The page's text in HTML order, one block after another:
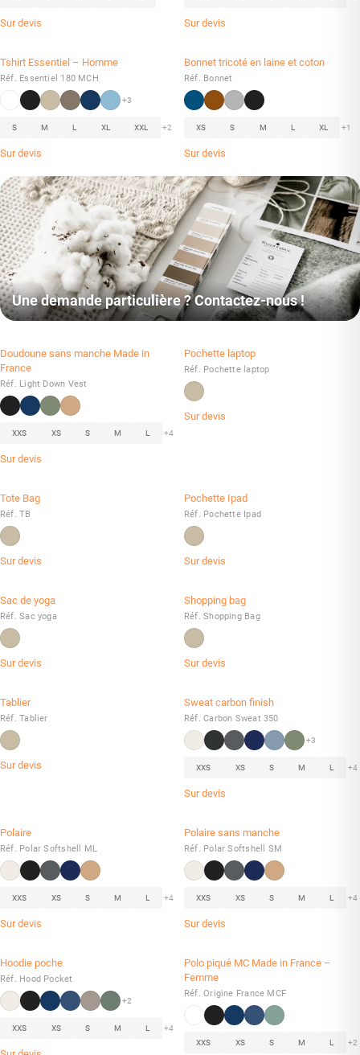
Sur devis Sur devis
Tshirt Essentiel – Homme
Réf. Essentiel 180 MCH
+3
S M L XL XXL +2
Sur devis
Bonnet tricoté en laine et coton
Réf. Bonnet
XS S M L XL +1
Sur devis
Une demande particulière ? Contactez-nous !
Doudoune sans manche Made in
France
Réf. Light Down Vest
XXS XS S M L +4
Sur devis
Pochette laptop
Réf. Pochette laptop
Sur devis
Tote Bag
Réf. TB
Sur devis
Pochette Ipad
Réf. Pochette Ipad
Sur devis
Sac de yoga
Réf. Sac yoga
Sur devis
Shopping bag
Réf. Shopping Bag
Sur devis
Tablier
Réf. Tablier
Sur devis
Sweat carbon finish
Réf. Carbon Sweat 350
+3
XXS XS S M L +4
Sur devis
Polaire
Réf. Polar Softshell ML
XXS XS S M L +4
Sur devis
Polaire sans manche
Réf. Polar Softshell SM
XXS XS S M L +4
Sur devis
Hoodie poche
Réf. Hood Pocket
+2
XXS XS S M L +4
Polo piqué MC Made in France –
Femme
Réf. Origine France MCF
XXS XS S M L +2